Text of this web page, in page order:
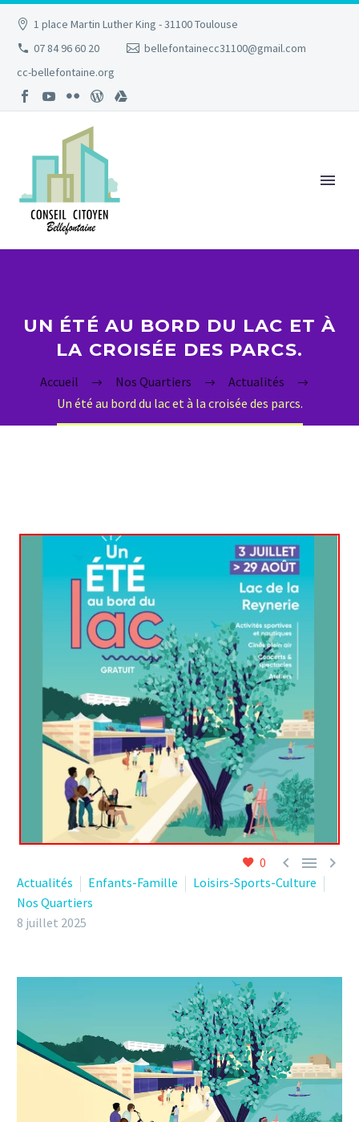
1 place Martin Luther King - 31100 Toulouse
07 84 96 60 20
bellefontainecc31100@gmail.com
cc-bellefontaine.org
UN ÉTÉ AU BORD DU LAC ET À
LA CROISÉE DES PARCS.
Accueil Nos Quartiers
Actualités
Un été au bord du lac et à la croisée des parcs.
0   
Actualités Enfants-Famille
Loisirs-Sports-Culture
Nos Quartiers
8 juillet 2025